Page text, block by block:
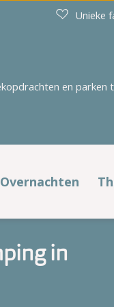
Unieke
en
't
Overnachten
Verblijfstypen
Kampeerplaatsen
in